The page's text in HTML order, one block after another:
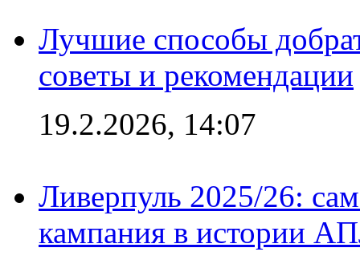
Лучшие способы
советы и рекомендации
19.2.2026, 14:07
Ливерпуль 2025/26:
кампания в истории